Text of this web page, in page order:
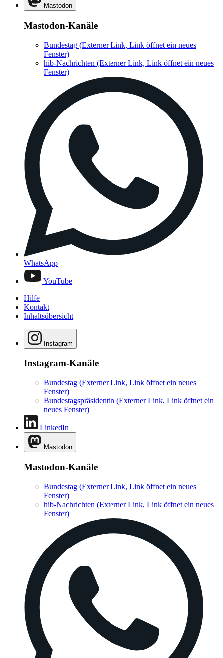
Mastodon
Mastodon-Kanäle
Bundestag (Externer Link, Link öffnet ein neues
Fenster)
hib-Nachrichten (Externer Link, Link öffnet ein neues
Fenster)
WhatsApp
YouTube
Hilfe
Kontakt
Inhaltsübersicht
Instagram
Instagram-Kanäle
Bundestag (Externer Link, Link öffnet ein neues
Fenster)
Bundestagspräsidentin (Externer Link, Link öffnet ein
neues Fenster)
LinkedIn
Mastodon
Mastodon-Kanäle
Bundestag (Externer Link, Link öffnet ein neues
Fenster)
hib-Nachrichten (Externer Link, Link öffnet ein neues
Fenster)